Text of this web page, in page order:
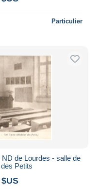
Particulier
de Lourdes - salle de
Petits